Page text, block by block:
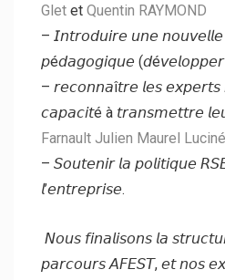
Glet et Quentin RAYMOND
– 𝘐𝘯𝘵𝘳𝘰𝘥𝘶𝘪𝘳𝘦 𝘶𝘯𝘦
𝘱é𝘥𝘢𝘨𝘰𝘨𝘪𝘲𝘶𝘦 (𝘥é𝘷𝘦𝘭𝘰𝘱𝘱𝘦𝘳
– 𝘳𝘦𝘤𝘰𝘯𝘯𝘢î𝘵𝘳𝘦 𝘭𝘦𝘴
𝘤𝘢𝘱𝘢𝘤𝘪𝘵é à 𝘵𝘳𝘢𝘯𝘴𝘮𝘦𝘵𝘵𝘳𝘦
Farnault Julien Maurel
– 𝘚𝘰𝘶𝘵𝘦𝘯𝘪𝘳 𝘭𝘢 𝘱𝘰𝘭𝘪𝘵𝘪𝘲𝘶𝘦
𝘭’𝘦𝘯𝘵𝘳𝘦𝘱𝘳𝘪𝘴𝘦.
𝘕𝘰𝘶𝘴 𝘧𝘪𝘯𝘢𝘭𝘪𝘴𝘰𝘯𝘴 𝘭𝘢
𝘱𝘢𝘳𝘤𝘰𝘶𝘳𝘴 𝘈𝘍𝘌𝘚𝘛, 𝘦𝘵 𝘯𝘰𝘴